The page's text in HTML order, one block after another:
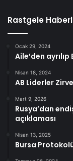
Rastgele
Ocak 29, 2024
Aile’den
Nisan 18, 2024
AB Liderler
Mart 9, 2026
Rusya’dan
açıklaması
Nisan 13, 2025
Bursa